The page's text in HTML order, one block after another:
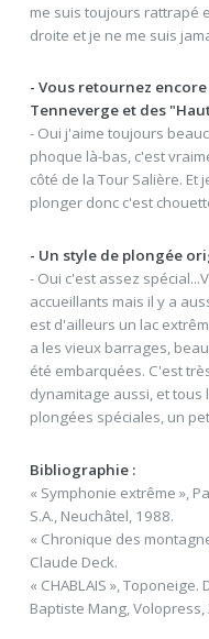
me suis toujours rattrapé
droite et je ne me suis
- Vous retournez
Tenneverge et des
- Oui j'aime toujours
phoque là-bas, c'est
côté de la Tour Salière. Et
plonger donc c'est
- Un style de plongée
- Oui c'est assez
accueillants mais il y a
est d'ailleurs un lac
a les vieux barrages,
été embarquées. C'est
dynamitage aussi, et tous
plongées spéciales, un
Bibliographie :
« Symphonie extrême »,
S.A., Neuchâtel, 1988.
« Chronique des
Claude Deck.
« CHABLAIS »,
Baptiste Mang, Volopress,